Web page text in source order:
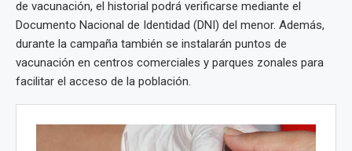
de vacunación, el historial podrá verificarse mediante el
Documento Nacional de Identidad (DNI) del menor. Además,
durante la campaña también se instalarán puntos de
vacunación en centros comerciales y parques zonales para
facilitar el acceso de la población.